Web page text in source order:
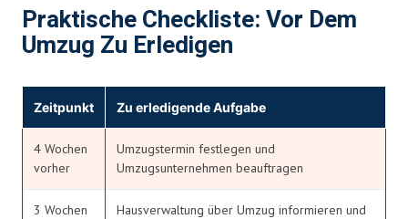
Praktische Checkliste: Vor Dem
Umzug Zu Erledigen
Zeitpunkt Zu erledigende Aufgabe
4 Wochen
vorher
Umzugstermin festlegen und
Umzugsunternehmen beauftragen
3 Wochen
Hausverwaltung über Umzug informieren und